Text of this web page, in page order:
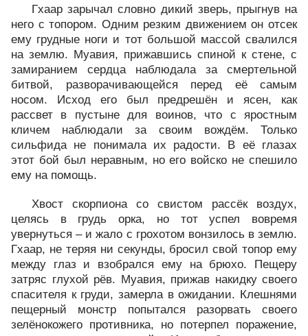
Гхаар зарычал словно дикий зверь, прыгнув на
него с топором. Одним резким движением он отсек
ему грудные ноги и тот большой массой свалился
на землю. Муавия, прижавшись спиной к стене, с
замиранием сердца наблюдала за смертельной
битвой, разворачивающейся перед её самым
носом. Исход его был предрешён и ясен, как
рассвет в пустыне для воинов, что с яростным
кличем наблюдали за своим вождём. Только
сильфида не понимала их радости. В её глазах
этот бой был неравным, но его войско не спешило
ему на помощь.
Хвост скорпиона со свистом рассёк воздух,
целясь в грудь орка, но тот успел вовремя
увернуться – и жало с грохотом вонзилось в землю.
Гхаар, не теряя ни секунды, бросил свой топор ему
между глаз и взобрался ему на брюхо. Пещеру
затряс глухой рёв. Муавия, прижав накидку своего
спасителя к груди, замерла в ожидании. Клешнями
пещерный монстр попытался разорвать своего
зелёнокожего противника, но потерпел поражение,